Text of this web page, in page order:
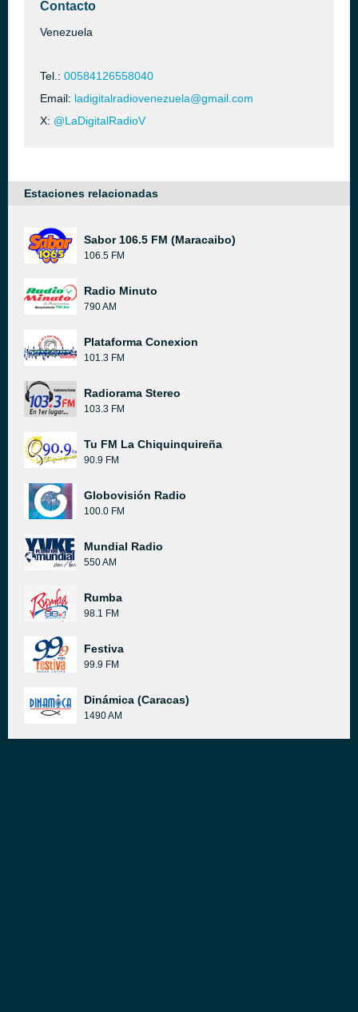
Contacto
Venezuela
Tel.: 00584126558040
Email: ladigitalradiovenezuela@gmail.com
X: @LaDigitalRadioV
Estaciones relacionadas
Sabor 106.5 FM (Maracaibo)
106.5 FM
Radio Minuto
790 AM
Plataforma Conexion
101.3 FM
Radiorama Stereo
103.3 FM
Tu FM La Chiquinquireña
90.9 FM
Globovisión Radio
100.0 FM
Mundial Radio
550 AM
Rumba
98.1 FM
Festiva
99.9 FM
Dinámica (Caracas)
1490 AM